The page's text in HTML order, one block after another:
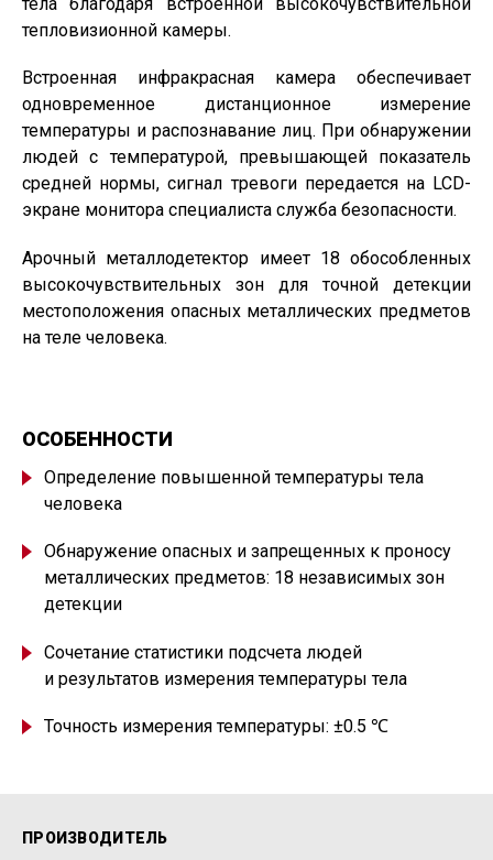
тепловизионной камеры.
Встроенная инфракрасная камера обеспечивает
одновременное дистанционное измерение
температуры и распознавание лиц. При обнаружении
людей с температурой, превышающей показатель
средней нормы, сигнал тревоги передается на LCD-
экране монитора специалиста служба безопасности.
Арочный металлодетектор имеет 18 обособленных
высокочувствительных зон для точной детекции
местоположения опасных металлических предметов
на теле человека.
ОСОБЕННОСТИ
Определение повышенной температуры тела
человека
Обнаружение опасных и запрещенных к проносу
металлических предметов: 18 независимых зон
детекции
Сочетание статистики подсчета людей
и результатов измерения температуры тела
Точность измерения температуры: ±0.5 ℃
ПРОИЗВОДИТЕЛЬ